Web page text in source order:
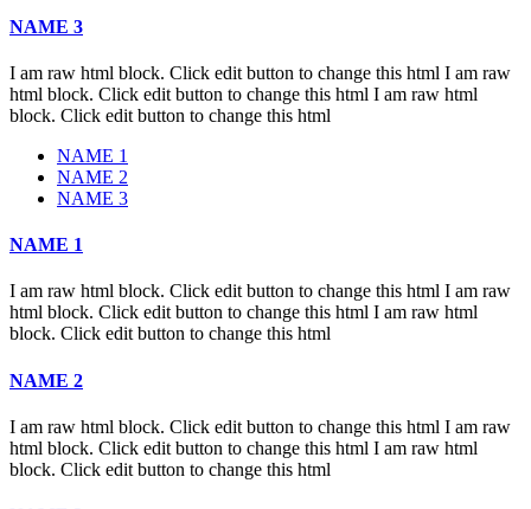
NAME 3
I am raw html block. Click edit button to change this html I am raw
html block. Click edit button to change this html I am raw html
block. Click edit button to change this html
NAME 1
NAME 2
NAME 3
NAME 1
I am raw html block. Click edit button to change this html I am raw
html block. Click edit button to change this html I am raw html
block. Click edit button to change this html
NAME 2
I am raw html block. Click edit button to change this html I am raw
html block. Click edit button to change this html I am raw html
block. Click edit button to change this html